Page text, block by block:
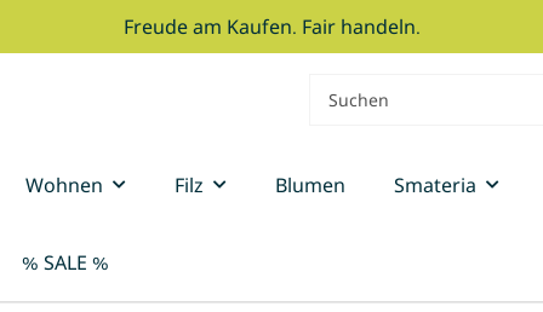
Freude am Kaufen. Fair handeln.
Wohnen Filz Blumen Smateria
% SALE %